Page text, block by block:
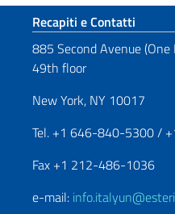
Sezione
Recapiti e Contatti
885 Second Avenue
49th floor
New York, NY 10017
Tel. +1 646-840-5300 /
Fax +1 212-486-1036
e-mail: